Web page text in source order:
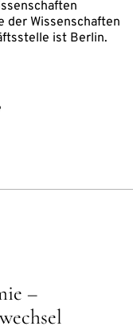
der Wissenschaften
ist Berlin.
–